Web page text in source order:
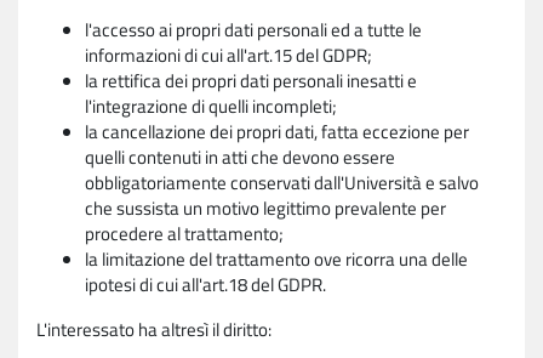
l'accesso ai propri dati personali ed a tutte le
informazioni di cui all'art.15 del GDPR;
la rettifica dei propri dati personali inesatti e
l'integrazione di quelli incompleti;
la cancellazione dei propri dati, fatta eccezione per
quelli contenuti in atti che devono essere
obbligatoriamente conservati dall'Università e salvo
che sussista un motivo legittimo prevalente per
procedere al trattamento;
la limitazione del trattamento ove ricorra una delle
ipotesi di cui all'art.18 del GDPR.
L'interessato ha altresì il diritto: